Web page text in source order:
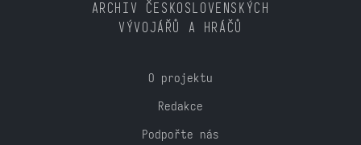
ARCHIV ČESKOSLOVENSKÝCH
VÝVOJÁŘŮ A HRÁČŮ
O projektu
Redakce
Podpořte nás